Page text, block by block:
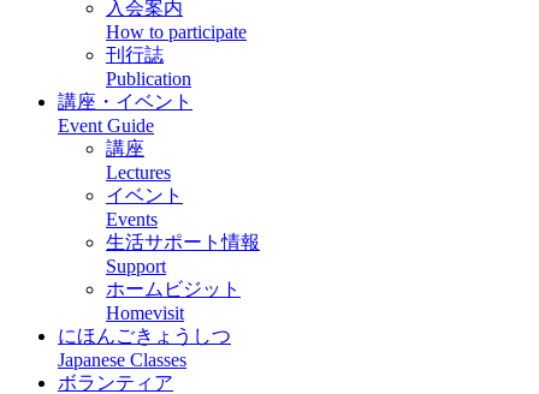
入会案内
How to participate
刊行誌
Publication
講座・イベント
Event Guide
講座
Lectures
イベント
Events
生活サポート情報
Support
ホームビジット
Homevisit
にほんごきょうしつ
Japanese Classes
ボランティア